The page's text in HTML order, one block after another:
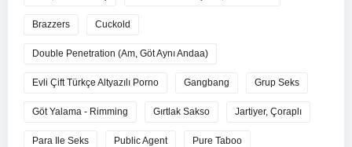
Brazzers Cuckold
Double Penetration (Am, Göt Aynı Andaa)
Evli Çift Türkçe Altyazılı Porno Gangbang Grup Seks
Göt Yalama - Rimming Gırtlak Sakso Jartiyer, Çoraplı
Para Ile Seks Public Agent Pure Taboo